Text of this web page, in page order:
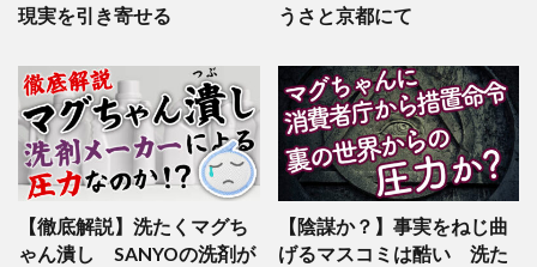
現実を引き寄せる
うさと京都にて
【徹底解説】洗たくマグち
ゃん潰し SANYOの洗剤が
【陰謀か？】事実をねじ曲
げるマスコミは酷い 洗た